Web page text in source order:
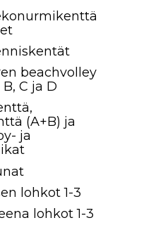
beachvolley
C ja D
(A+B) ja
ja
lohkot 1-3
lohkot 1-3